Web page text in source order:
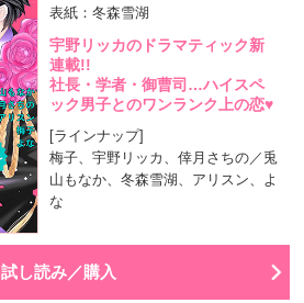
表紙：冬森雪湖
宇野リッカのドラマティック新
連載!!
社長・学者・御曹司…ハイスペ
ック男子とのワンランク上の恋♥
[ラインナップ]
梅子、宇野リッカ、倖月さちの／兎
山もなか、冬森雪湖、アリスン、よ
な
試し読み／購入